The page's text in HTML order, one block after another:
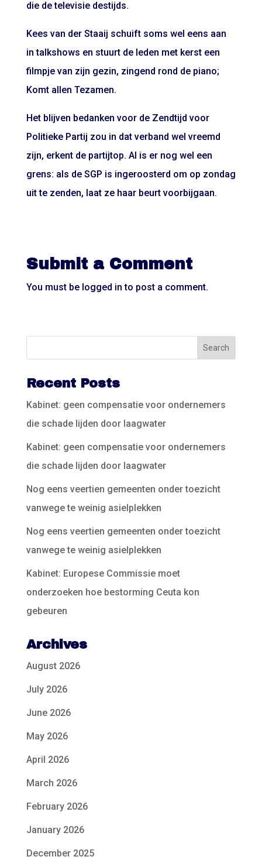
die de televisie destijds.
Kees van der Staaij schuift soms wel eens aan
in talkshows en stuurt de leden met kerst een
filmpje van zijn gezin, zingend rond de piano;
Komt allen Tezamen.
Het blijven bedanken voor de Zendtijd voor
Politieke Partij zou in dat verband wel vreemd
zijn, erkent de partijtop. Al is er nog wel een
grens: als de SGP is ingeroosterd om op zondag
uit te zenden, laat ze haar beurt voorbijgaan.
Submit a Comment
You must be logged in to post a comment.
Recent Posts
Kabinet: geen compensatie voor ondernemers
die schade lijden door laagwater
Kabinet: geen compensatie voor ondernemers
die schade lijden door laagwater
Nog eens veertien gemeenten onder toezicht
vanwege te weinig asielplekken
Nog eens veertien gemeenten onder toezicht
vanwege te weinig asielplekken
Kabinet: Europese Commissie moet
onderzoeken hoe bestorming Ceuta kon
gebeuren
Archives
August 2026
July 2026
June 2026
May 2026
April 2026
March 2026
February 2026
January 2026
December 2025